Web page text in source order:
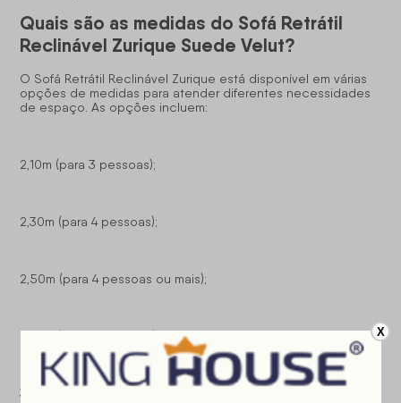
Quais são as medidas do Sofá Retrátil
Reclinável Zurique Suede Velut?
O Sofá Retrátil Reclinável Zurique está disponível em várias
opções de medidas para atender diferentes necessidades
de espaço. As opções incluem:
2,10m (para 3 pessoas);
2,30m (para 4 pessoas);
2,50m (para 4 pessoas ou mais);
3,00m (para 5 pessoas ou mais).
X